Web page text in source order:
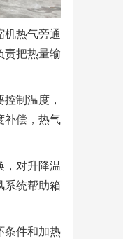
机热气旁通
责把热量输
制温度，
补偿，热气
，对升降温
系统帮助箱
条件和加热